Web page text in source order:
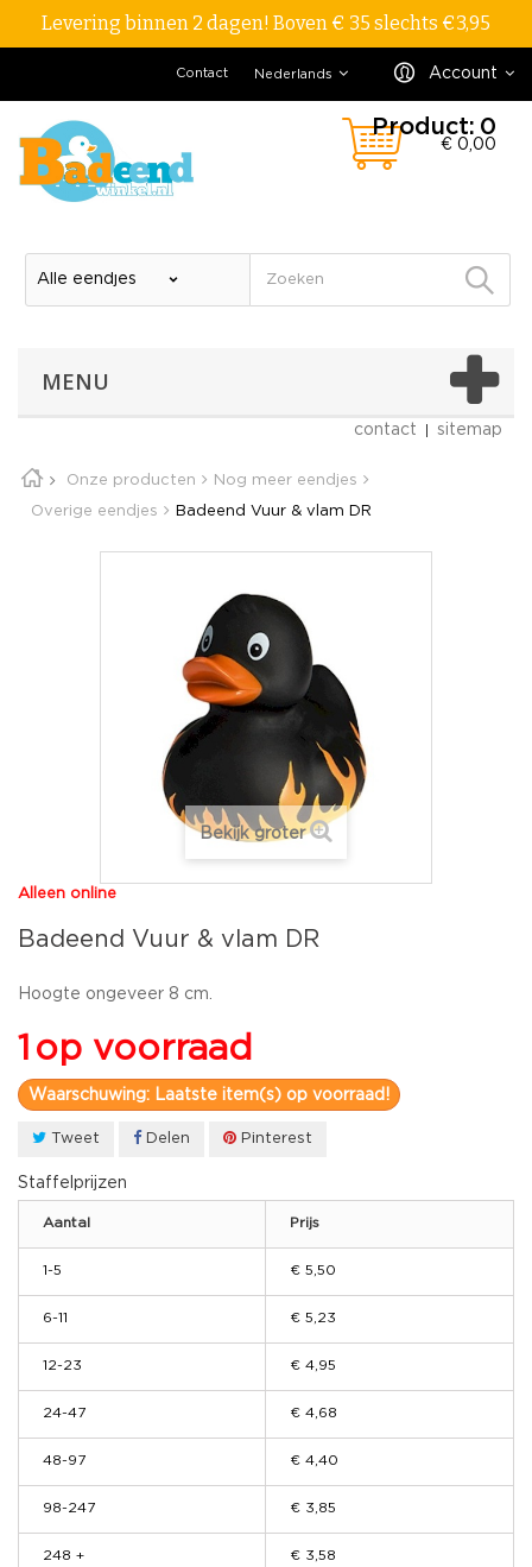
Levering binnen 2 dagen! Boven € 35 slechts €3,95
Account
Nederlands
Contact
Product: 0
€ 0,00
MENU
contact sitemap
Onze producten Nog meer eendjes
Overige eendjes Badeend Vuur & vlam DR
Bekijk groter
Alleen online
Badeend Vuur & vlam DR
Hoogte ongeveer 8 cm.
1 op voorraad
Waarschuwing: Laatste item(s) op voorraad!
Tweet Delen Pinterest
Staffelprijzen
Aantal Prijs
1-5 € 5,50
6-11 € 5,23
12-23 € 4,95
24-47 € 4,68
48-97 € 4,40
98-247 € 3,85
248 + € 3,58